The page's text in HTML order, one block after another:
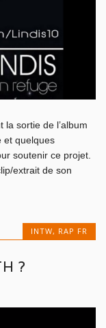
la sortie de l’album
et quelques
soutenir ce projet.
extrait de son
INTW, RAP FR
?